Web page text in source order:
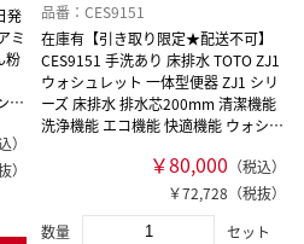
発
ミ
粉
ド
）
）
品番：CES9151
在庫有【引き取り限定★配送不可】
CES9151 手洗あり 床排水 TOTO ZJ1
ウォシュレット 一体型便器 ZJ1 シリ
ーズ 床排水 排水芯200mm 清潔機能
洗浄機能 エコ機能 快適機能 ウォシュ
￥80,000 （税込）
￥72,728（税抜）
数量
セット